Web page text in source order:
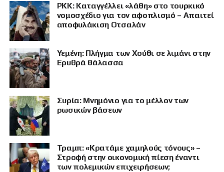
PKK: Καταγγέλλει «λάθη» στο τουρκικό
νομοσχέδιο για τον αφοπλισμό – Απαιτεί
αποφυλάκιση Οτσαλάν
Υεμένη: Πλήγμα των Χούθι σε λιμάνι στην
Ερυθρά θάλασσα
Συρία: Μνημόνιο για το μέλλον των
ρωσικών βάσεων
Τραμπ: «Κρατάμε χαμηλούς τόνους» –
Στροφή στην οικονομική πίεση έναντι
των πολεμικών επιχειρήσεων;